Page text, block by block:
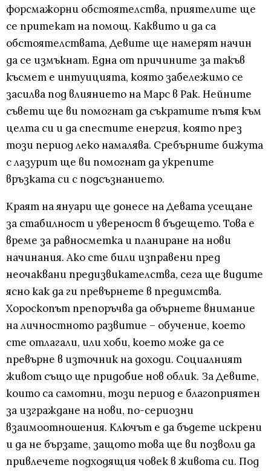
форсмажорни обстоятелства, приятелите ще
се притекат на помощ. Каквито и да са
обстоятелствата, Девите ще намерят начин
да се измъкнат. Една от причините за такъв
късмет е интуицията, която забележимо се
засилва под влиянието на Марс в Рак. Нейните
съвети ще ви помогнат да съкратите пътя към
целта си и да спестите енергия, която през
този период леко намалява. Сребърните бижута
с лазурит ще ви помогнат да укрепите
връзката си с подсъзнанието.
Краят на януари ще донесе на Девата усещане
за стабилност и увереност в бъдещето. Това е
време за равносметка и планиране на нови
начинания. Ако сте били изправени пред
неочаквани предизвикателства, сега ще видите
ясно как да ги превърнете в предимства.
Хороскопът препоръчва да обърнете внимание
на личностното развитие – обучение, което
сте отлагали, или хоби, което може да се
превърне в източник на доходи. Социалният
живот също ще придобие нов облик. За Девите,
които са самотни, този период е благоприятен
за изграждане на нови, по-сериозни
взаимоотношения. Ключът е да бъдете искрени
и да не бързате, защото това ще ви позволи да
привлечете подходящия човек в живота си. Под